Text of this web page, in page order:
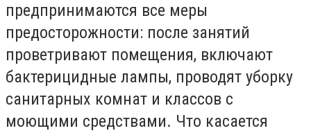
предпринимаются все меры
предосторожности: после занятий
проветривают помещения, включают
бактерицидные лампы, проводят уборку
санитарных комнат и классов с
моющими средствами. Что касается